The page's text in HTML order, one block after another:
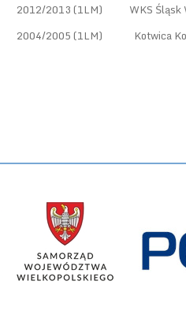
2012/2013 (1LM)
WKS Śląsk
2004/2005 (1LM)
Kotwica